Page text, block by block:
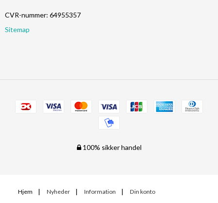
CVR-nummer: 64955357
Sitemap
100% sikker handel
Hjem Nyheder Information Din konto